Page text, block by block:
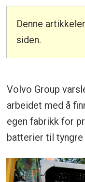
Denne
siden.
Volvo Group
arbeidet med å
egen fabrikk for
batterier til tyngre